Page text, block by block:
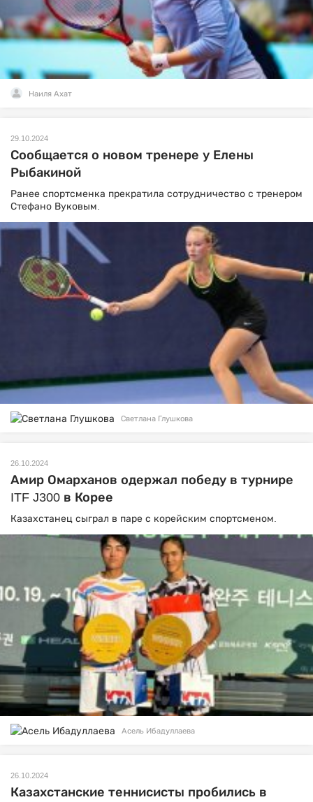
Наиля Ахат
29.10.2024
Сообщается о новом тренере у Елены
Рыбакиной
Ранее спортсменка прекратила сотрудничество с тренером
Стефано Вуковым.
Светлана Глушкова
26.10.2024
Амир Омарханов одержал победу в турнире
ITF J300 в Корее
Казахстанец сыграл в паре с корейским спортсменом.
Асель Ибадуллаева
26.10.2024
Казахстанские теннисисты пробились в